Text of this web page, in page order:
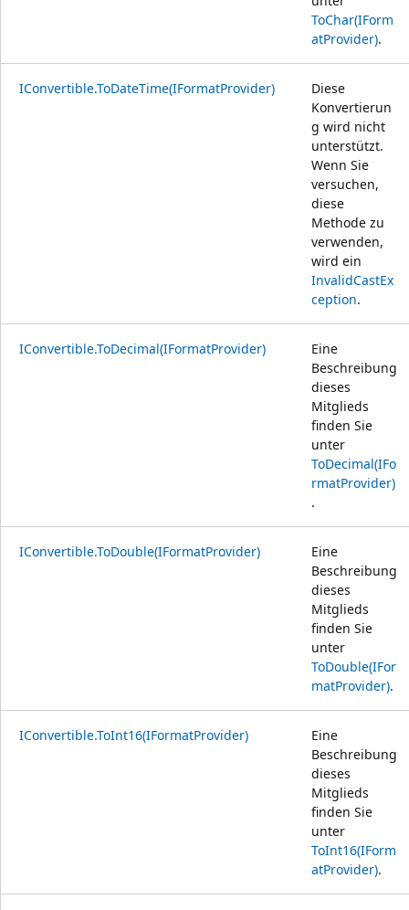
ToChar(IForm
atProvider).
IConvertible.ToDateTime(IFormatProvider)
Diese
Konvertierun
g wird nicht
unterstützt.
Wenn Sie
versuchen,
diese
Methode zu
verwenden,
wird ein
InvalidCastEx
ception.
IConvertible.ToDecimal(IFormatProvider)
Eine
Beschreibung
dieses
Mitglieds
finden Sie
unter
ToDecimal(IFo
rmatProvider)
.
IConvertible.ToDouble(IFormatProvider)
Eine
Beschreibung
dieses
Mitglieds
finden Sie
unter
ToDouble(IFor
matProvider).
IConvertible.ToInt16(IFormatProvider)
Eine
Beschreibung
dieses
Mitglieds
finden Sie
unter
ToInt16(IForm
atProvider).